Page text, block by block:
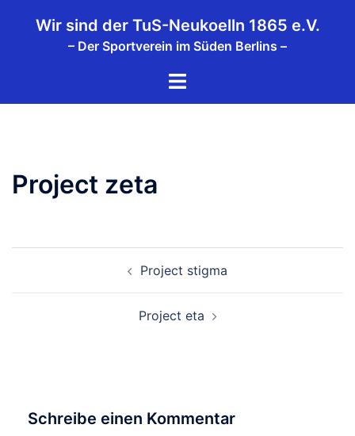
Wir sind der TuS-Neukoelln 1865 e.V.
– Der Sportverein im Süden Berlins –
Menü
Project zeta
Project stigma
Project eta
Schreibe einen Kommentar